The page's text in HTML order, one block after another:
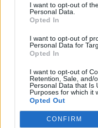
I want to opt-out of
Personal Data.
Opted In
I want to opt-out of
Personal Data for
Opted In
I want to opt-out of
Retention, Sale, and/
Personal Data that Is
Purposes for which it
Opted Out
CONFIRM
Στους 75 αυξήθηκε ο
κρίση της Θέουτα, λέει
Volvo Car Hellas: Νέος
04/08/2026 - 16:45 ΠΡΟΣΩΠΑ
Ν. Ανδρουλάκης από
δεν μπορεί να
04/08/2026 - 16:20 ΠΟΛΙΤΙΚΗ